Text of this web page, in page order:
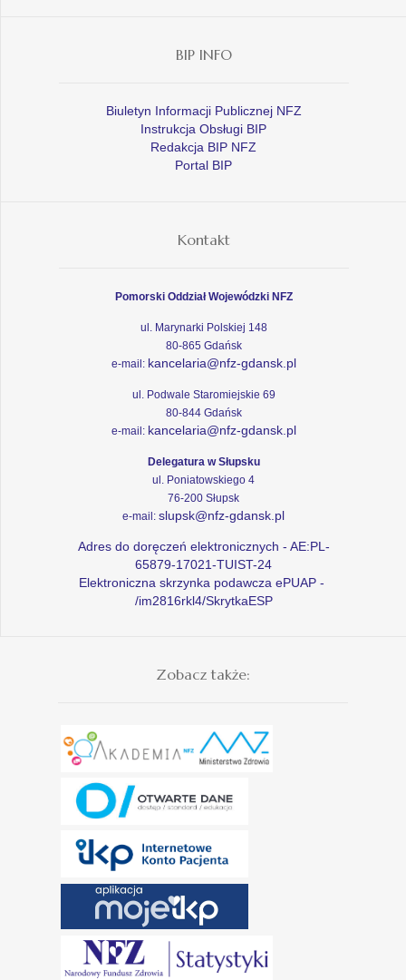
BIP INFO
Biuletyn Informacji Publicznej NFZ
Instrukcja Obsługi BIP
Redakcja BIP NFZ
Portal BIP
Kontakt
Pomorski Oddział Wojewódzki NFZ
ul. Marynarki Polskiej 148
80-865 Gdańsk
e-mail: kancelaria@nfz-gdansk.pl
ul. Podwale Staromiejskie 69
80-844 Gdańsk
e-mail: kancelaria@nfz-gdansk.pl
Delegatura w Słupsku
ul. Poniatowskiego 4
76-200 Słupsk
e-mail: slupsk@nfz-gdansk.pl
Adres do doręczeń elektronicznych - AE:PL-
65879-17021-TUIST-24
Elektroniczna skrzynka podawcza ePUAP -
/im2816rkl4/SkrytkaESP
Zobacz także: